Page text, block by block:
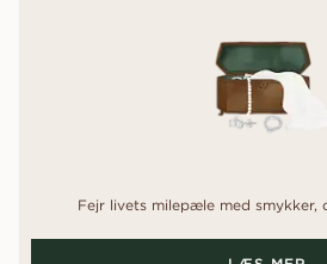
Fejr livets milepæle med smykker,